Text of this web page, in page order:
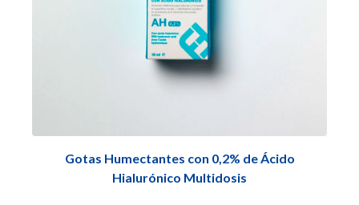
Gotas Humectantes con 0,2% de Ácido
Hialurónico Multidosis